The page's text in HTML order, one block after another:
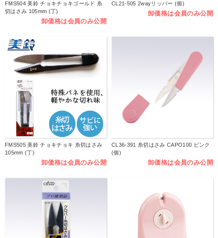
FMS504 美鈴 チョキチョキゴールド 糸
切はさみ 105mm (丁)
卸価格は会員のみ公開
CL21-505 2wayリッパー (個)
卸価格は会員のみ公開
FMS505 美鈴 チョキチョキ 糸切はさみ
105mm (丁)
卸価格は会員のみ公開
CL36-391 糸切はさみ CAPO100 ピンク
(個)
卸価格は会員のみ公開